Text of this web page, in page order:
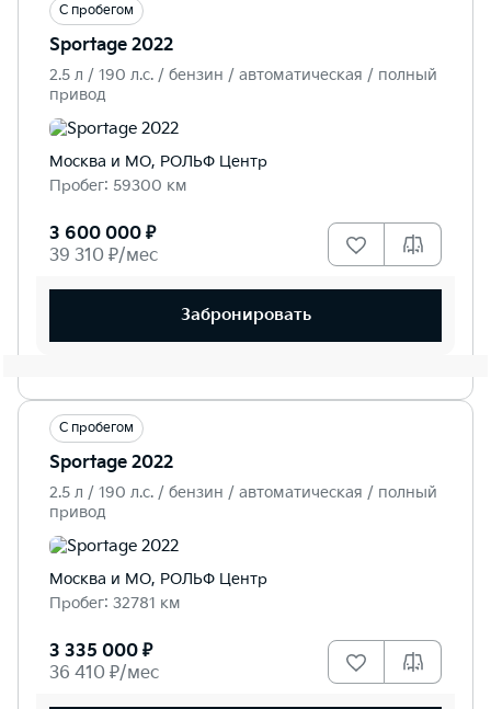
С пробегом
Sportage 2022
2.5 л / 190 л.c. / бензин / автоматическая / полный
привод
Москва и МО, РОЛЬФ Центр
Пробег: 59300 км
3 600 000 ₽
39 310 ₽/мес
Забронировать
С пробегом
Sportage 2022
2.5 л / 190 л.c. / бензин / автоматическая / полный
привод
Москва и МО, РОЛЬФ Центр
Пробег: 32781 км
3 335 000 ₽
36 410 ₽/мес